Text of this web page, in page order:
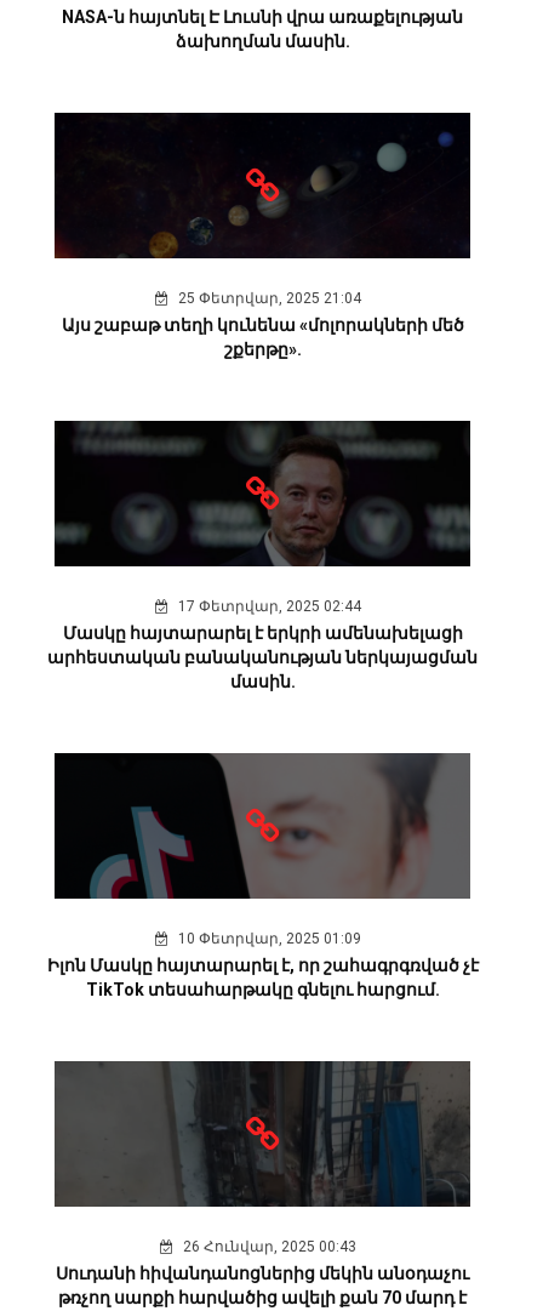
NASA-ն հայտնել Է Լուսնի վրա առաքելության
ձախողման մասին.
25 Փետրվար, 2025 21:04
Այս շաբաթ տեղի կունենա «մոլորակների մեծ
շքերթը».
17 Փետրվար, 2025 02:44
Մասկը հայտարարել է երկրի ամենախելացի
արհեստական բանականության ներկայացման
մասին.
10 Փետրվար, 2025 01:09
Իլոն Մասկը հայտարարել է, որ շահագրգռված չէ
TikTok տեսահարթակը գնելու հարցում.
26 Հունվար, 2025 00:43
Սուդանի հիվանդանոցներից մեկին անօդաչու
թռչող սարքի հարվածից ավելի քան 70 մարդ է